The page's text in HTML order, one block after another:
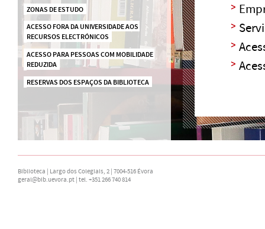
ZONAS DE ESTUDO
ACESSO FORA DA UNIVERSIDADE AOS
RECURSOS ELECTRÓNICOS
ACESSO PARA PESSOAS COM MOBILIDADE
REDUZIDA
RESERVAS DOS ESPAÇOS DA BIBLIOTECA
Biblioteca | Largo dos Colegiais, 2 | 7004-516 Évora
geral@bib.uevora.pt | tel. +351 266 740 814